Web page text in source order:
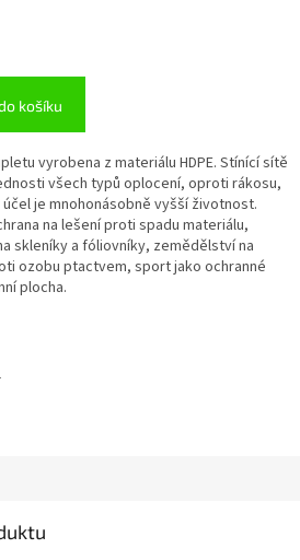
košíku
vyrobena z materiálu HDPE. Stínící sítě
všech typů oplocení, oproti rákosu,
je mnohonásobně vyšší životnost.
na lešení proti spadu materiálu,
skleníky a fóliovníky, zemědělství na
ozobu ptactvem, sport jako ochranné
plocha.